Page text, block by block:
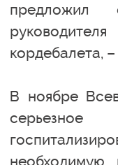
предложил
кордебалета,
В ноябре
необходимую